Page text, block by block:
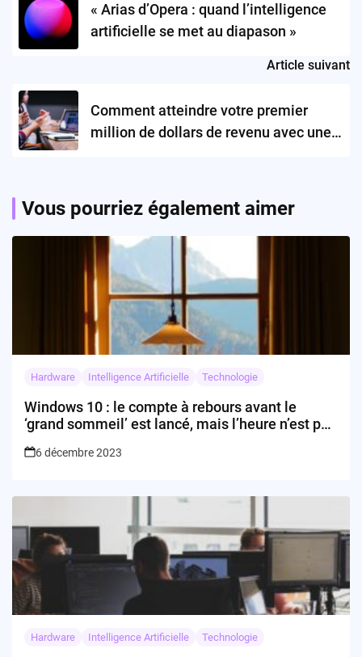
« Arias d’Opera : quand l’intelligence
artificielle se met au diapason »
Article suivant
Comment atteindre votre premier
million de dollars de revenu avec une
Vous pourriez également aimer
Hardware Intelligence Artificielle Technologie
Windows 10 : le compte à rebours avant le
‘grand sommeil’ est lancé, mais l’heure n’est pas
6 décembre 2023
Hardware Intelligence Artificielle Technologie